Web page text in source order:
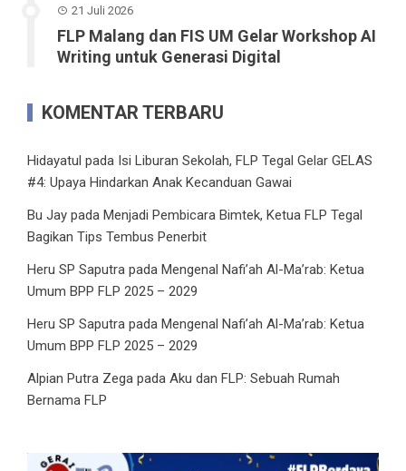
21 Juli 2026
FLP Malang dan FIS UM Gelar Workshop AI
Writing untuk Generasi Digital
KOMENTAR TERBARU
Hidayatul pada Isi Liburan Sekolah, FLP Tegal Gelar GELAS
#4: Upaya Hindarkan Anak Kecanduan Gawai
Bu Jay pada Menjadi Pembicara Bimtek, Ketua FLP Tegal
Bagikan Tips Tembus Penerbit
Heru SP Saputra pada Mengenal Nafi’ah Al-Ma’rab: Ketua
Umum BPP FLP 2025 – 2029
Heru SP Saputra pada Mengenal Nafi’ah Al-Ma’rab: Ketua
Umum BPP FLP 2025 – 2029
Alpian Putra Zega pada Aku dan FLP: Sebuah Rumah
Bernama FLP